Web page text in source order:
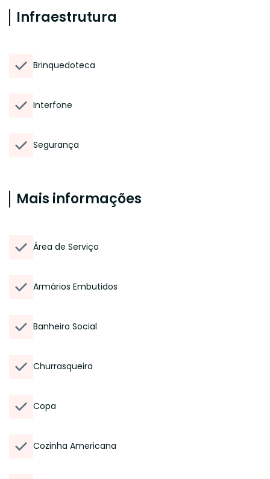
Infraestrutura
Brinquedoteca
Interfone
Segurança
Mais informações
Área de Serviço
Armários Embutidos
Banheiro Social
Churrasqueira
Copa
Cozinha Americana